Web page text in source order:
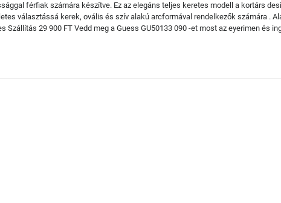
férfiak számára készítve. Ez az elegáns teljes keretes modell a kortárs
választássá kerek, ovális és szív alakú arcformával rendelkezők számára .
29 900 FT Vedd meg a Guess GU50133 090 -et most az eyerimen és